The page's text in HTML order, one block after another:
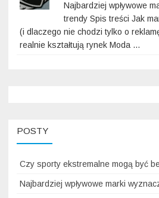
Najbardziej wpływowe
trendy Spis treści Jak
(i dlaczego nie chodzi tylko o
realnie kształtują rynek Moda …
POSTY
Czy sporty ekstremalne mogą być
Najbardziej wpływowe marki